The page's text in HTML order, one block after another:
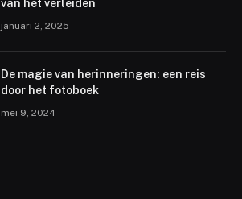
van het verleiden
januari 2, 2025
De magie van herinneringen: een reis
door het fotoboek
mei 9, 2024